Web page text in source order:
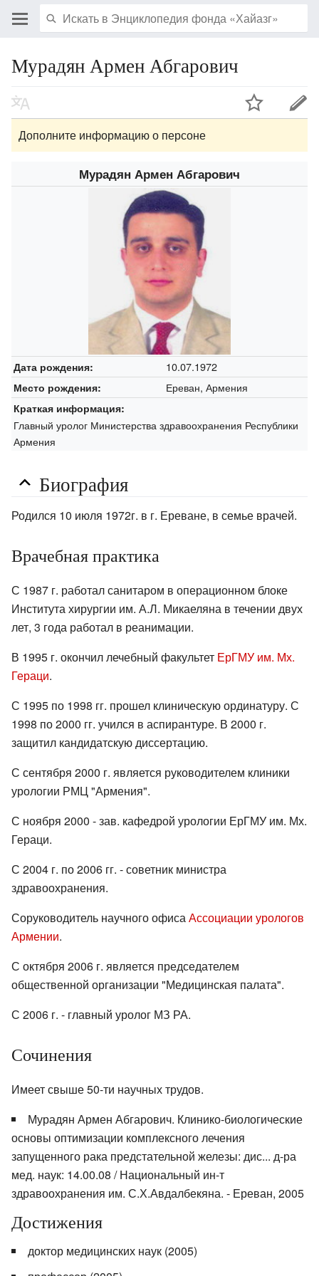
Мурадян Армен Абгарович
Дополните информацию о персоне
Мурадян Армен Абгарович
Дата рождения: 10.07.1972
Место рождения: Ереван, Армения
Краткая информация:
Главный уролог Министерства здравоохранения Республики
Армения
Биография
Родился 10 июля 1972г. в г. Ереване, в семье врачей.
Врачебная практика
С 1987 г. работал санитаром в операционном блоке
Института хирургии им. А.Л. Микаеляна в течении двух
лет, 3 года работал в реанимации.
В 1995 г. окончил лечебный факультет ЕрГМУ им. Мх.
Гераци.
С 1995 по 1998 гг. прошел клиническую ординатуру. С
1998 по 2000 гг. учился в аспирантуре. В 2000 г.
защитил кандидатскую диссертацию.
С сентября 2000 г. является руководителем клиники
урологии РМЦ "Армения".
С ноября 2000 - зав. кафедрой урологии ЕрГМУ им. Мх.
Гераци.
С 2004 г. по 2006 гг. - советник министра
здравоохранения.
Соруководитель научного офисаАссоциации урологов
Армении.
С октября 2006 г. является председателем
общественной организации "Медицинская палата".
С 2006 г. - главный уролог МЗ РА.
Сочинения
Имеет свыше 50-ти научных трудов.
Мурадян Армен Абгарович. Клинико-биологические
основы оптимизации комплексного лечения
запущенного рака предстательной железы: дис... д-ра
мед. наук: 14.00.08 / Национальный ин-т
здравоохранения им. С.Х.Авдалбекяна. - Ереван, 2005
Достижения
доктор медицинских наук (2005)